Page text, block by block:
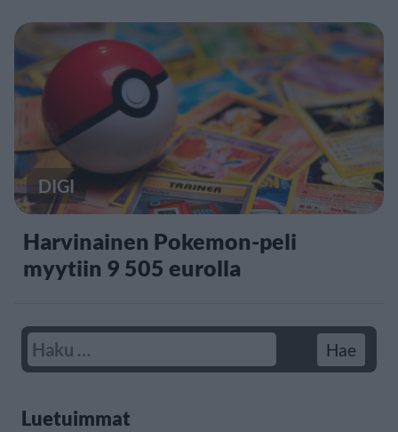
DIGI
Harvinainen Pokemon-peli
myytiin 9 505 eurolla
Luetuimmat